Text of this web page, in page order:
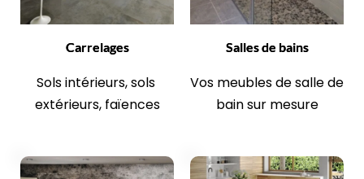
Carrelages
Sols intérieurs, sols
extérieurs, faïences
Salles de bains
Vos meubles de salle de
bain sur mesure